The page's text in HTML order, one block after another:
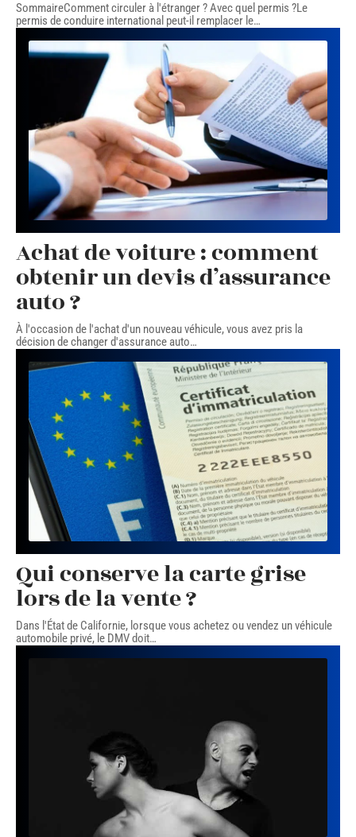
SommaireComment circuler à l'étranger ? Avec quel permis ?Le
permis de conduire international peut-il remplacer le…
Achat de voiture : comment
obtenir un devis d’assurance
auto ?
À l'occasion de l'achat d'un nouveau véhicule, vous avez pris la
décision de changer d'assurance auto…
Qui conserve la carte grise
lors de la vente ?
Dans l'État de Californie, lorsque vous achetez ou vendez un véhicule
automobile privé, le DMV doit…